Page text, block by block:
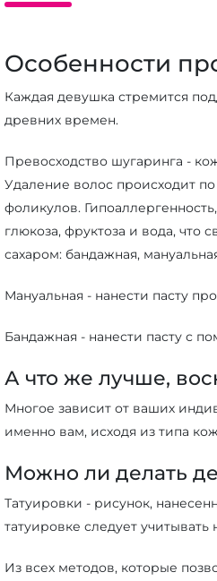
Особенности
Каждая девушка стремится
древних времен.
Превосходство шугаринга -
Удаление волос происходит
фоликулов.
глюкоза, фруктоза и вода, что
сахаром: бандажная,
Мануальная - нанести пасту
Бандажная - нанести пасту с
А что же лучше,
Многое зависит от ваших
именно вам, исходя из типа
Можно ли делать
Татуировки - рисунок,
татуировке следует
Из всех методов, которые